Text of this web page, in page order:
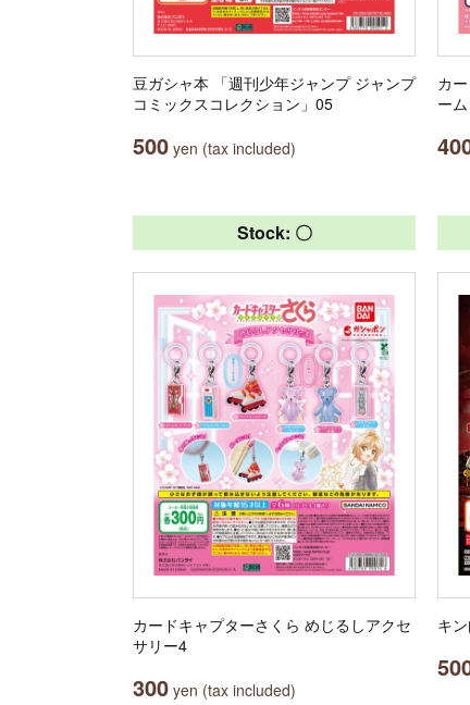
豆ガシャ本 「週刊少年ジャンプ ジャンプ
コミックスコレクション」05
500 yen (tax included)
カ
ー
Stock: 〇
カードキャプターさくら めじるしアクセ
サリー4
300 yen (tax included)
キ